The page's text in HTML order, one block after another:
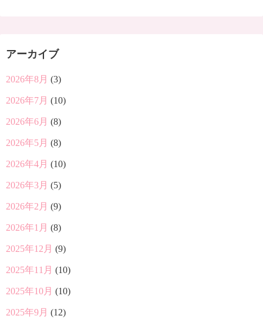
アーカイブ
2026年8月 (3)
2026年7月 (10)
2026年6月 (8)
2026年5月 (8)
2026年4月 (10)
2026年3月 (5)
2026年2月 (9)
2026年1月 (8)
2025年12月 (9)
2025年11月 (10)
2025年10月 (10)
2025年9月 (12)